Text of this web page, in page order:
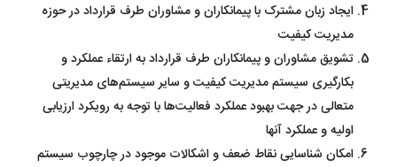
ایجاد زبان مشترک با پیمانکاران و مشاوران طرف قرارداد در حوزه
مدیریت کیفیت
تشویق مشاوران و پیمانکاران طرف قرارداد به ارتقاء عملکرد و
بکارگیری سیستم مدیریت کیفیت و سایر سیستم‌های مدیریتی
متعالی در جهت بهبود عملکرد فعالیت‌ها با توجه به رویکرد ارزیابی
اولیه و عملکرد آنها
امکان شناسایی نقاط ضعف و اشکالات موجود در چارچوب سیستم